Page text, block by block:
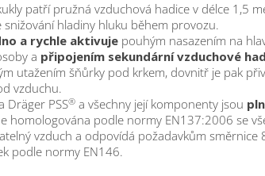
patří pružná vzduchová hadice v délce 1,5
snižování hladiny hluku během provozu.
a rychle aktivuje pouhým nasazením na
a připojením sekundární vzduchové
utažením šňůrky pod krkem, dovnitř je pak
vzduchu.
Dräger PSS® a všechny její komponenty jsou
homologována podle normy EN137:2006 se
vzduch a odpovídá požadavkům směrnice
podle normy EN146.